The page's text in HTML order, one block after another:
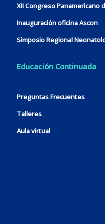
XII Congreso Panamericano
Inauguración oficina Ascon
Simposio Regional
Educación Continuada
Preguntas Frecuentes
Talleres
Aula virtual